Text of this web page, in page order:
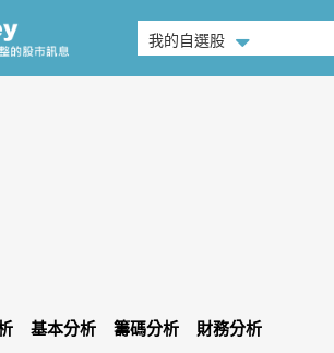
我的自選股
基本分析 籌碼分析 財務分析